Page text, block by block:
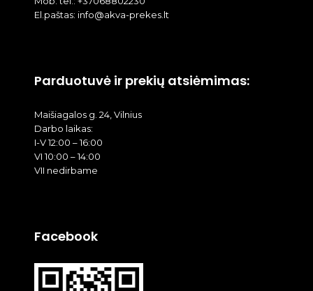
El.paštas: info@akva-prekes.lt
Parduotuvė ir prekių atsiėmimas:
Maišiagalos g. 24, Vilnius
Darbo laikas:
I-V 12:00 – 16:00
VI 10:00 – 14:00
VII nedirbame
Facebook